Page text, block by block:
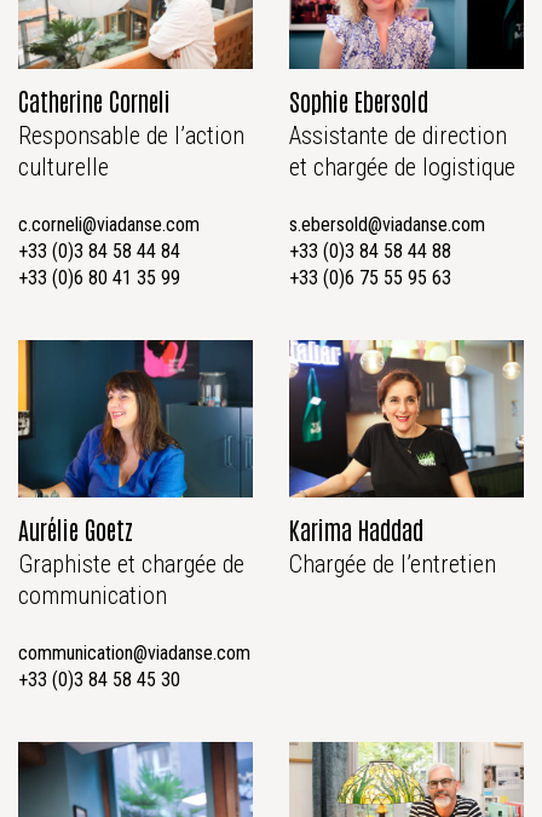
Catherine Corneli
Responsable de l’action
culturelle
c.corneli@viadanse.com
+33 (0)3 84 58 44 84
+33 (0)6 80 41 35 99
Sophie Ebersold
Assistante de direction
et chargée de logistique
s.ebersold@viadanse.com
+33 (0)3 84 58 44 88
+33 (0)6 75 55 95 63
Aurélie Goetz
Graphiste et chargée de
communication
communication@viadanse.com
+33 (0)3 84 58 45 30
Karima Haddad
Chargée de l’entretien